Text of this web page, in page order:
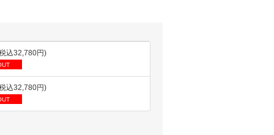
込32,780円)
込32,780円)